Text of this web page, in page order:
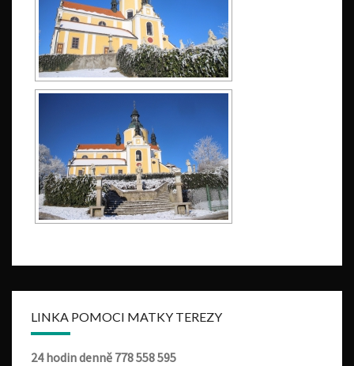
LINKA POMOCI MATKY TEREZY
24 hodin denně 778 558 595